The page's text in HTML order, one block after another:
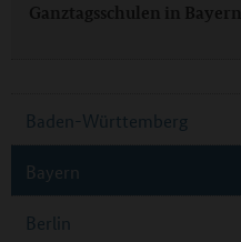
Ganztagsschulen in Bayern
Baden-Württemberg
Bayern
Berlin